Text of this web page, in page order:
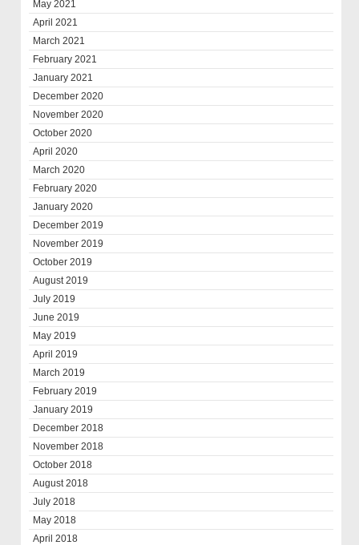
May 2021
April 2021
March 2021
February 2021
January 2021
December 2020
November 2020
October 2020
April 2020
March 2020
February 2020
January 2020
December 2019
November 2019
October 2019
August 2019
July 2019
June 2019
May 2019
April 2019
March 2019
February 2019
January 2019
December 2018
November 2018
October 2018
August 2018
July 2018
May 2018
April 2018